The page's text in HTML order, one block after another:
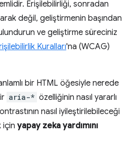
Erişilebilirliği, sonradan
değil, geliştirmenin başından
ve geliştirme süreciniz
Kuralları'na (WCAG)
bir HTML öğesiyle nerede
aria-* özelliğinin nasıl yararlı
nasıl iyileştirilebileceği
için yapay zeka yardımını